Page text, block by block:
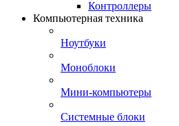
Контроллеры
Компьютерная техника
Ноутбуки
Моноблоки
Мини-компьютеры
Системные блоки